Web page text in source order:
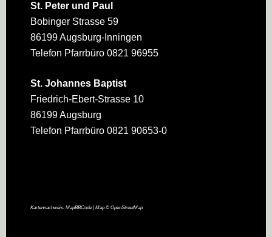
St. Peter und Paul
Bobinger Strasse 59
86199 Augsburg-Inningen
Telefon Pfarrbüro 0821 96955
St. Johannes Baptist
Friedrich-Ebert-Strasse 10
86199 Augsburg
Telefon Pfarrbüro 0821 90653-0
Kartennachweis: MapBBCode| Map © OpenStreetMap